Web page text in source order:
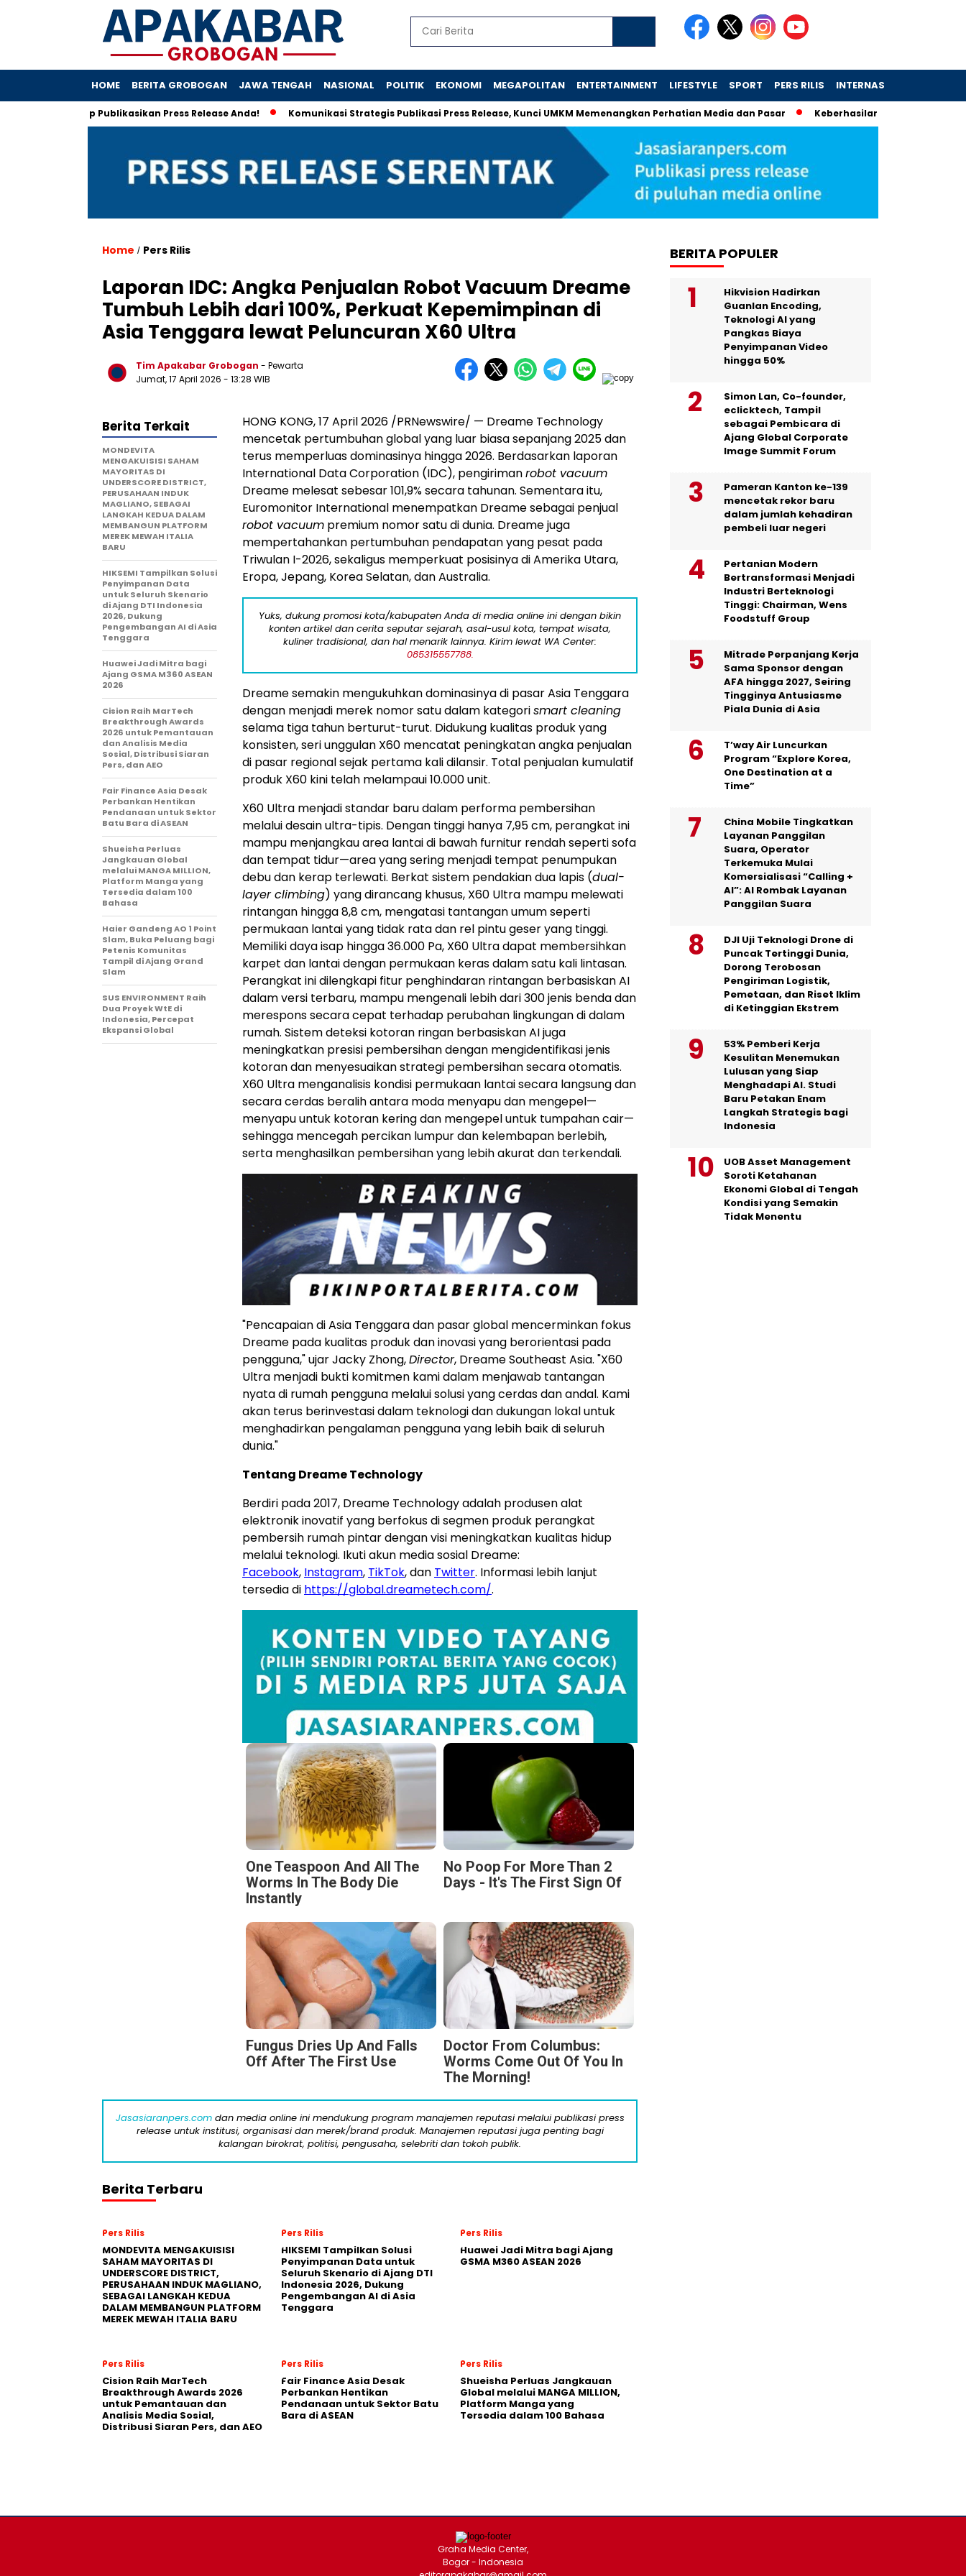
HOME BERITA GROBOGAN JAWA TENGAH NASIONAL POLITIK EKONOMI MEGAPOLITAN ENTERTAINMENT LIFESTYLE SPORT PERS RILIS INTERNASIONAL
Siap Publikasikan Press Release Anda! Komunikasi Strategis Publikasi Press Release, Kunci UMKM Memenangkan Perhatian Media dan Pasar Keberhasilan Koperasi Desa Merah
Home / Pers Rilis
Laporan IDC: Angka Penjualan Robot Vacuum Dreame
Tumbuh Lebih dari 100%, Perkuat Kepemimpinan di
Asia Tenggara lewat Peluncuran X60 Ultra
Tim Apakabar Grobogan - Pewarta
Jumat, 17 April 2026 - 13:28 WIB
HONG KONG, 17 April 2026 /PRNewswire/ — Dreame Technology
mencetak pertumbuhan global yang luar biasa sepanjang 2025 dan
terus memperluas dominasinya hingga 2026. Berdasarkan laporan
International Data Corporation (IDC), pengirimanrobot vacuum
Dreame melesat sebesar 101,9% secara tahunan. Sementara itu,
Euromonitor International menempatkan Dreame sebagai penjual
robot vacuum premium nomor satu di dunia. Dreame juga
mempertahankan pertumbuhan pendapatan yang pesat pada
Triwulan I-2026, sekaligus memperkuat posisinya di Amerika Utara,
Eropa, Jepang, Korea Selatan, dan Australia.
Yuks, dukung promosi kota/kabupaten Anda di media online ini dengan bikin
konten artikel dan cerita seputar sejarah, asal-usul kota, tempat wisata,
kuliner tradisional, dan hal menarik lainnya. Kirim lewat WA Center:
085315557788.
Dreame semakin mengukuhkan dominasinya di pasar Asia Tenggara
dengan menjadi merek nomor satu dalam kategorismart cleaning
selama tiga tahun berturut-turut. Didukung kualitas produk yang
konsisten, seri unggulan X60 mencatat peningkatan angka penjualan
di pasar regional sejak pertama kali dilansir. Total penjualan kumulatif
produk X60 kini telah melampaui 10.000 unit.
X60 Ultra menjadi standar baru dalam performa pembersihan
melalui desain ultra-tipis. Dengan tinggi hanya 7,95 cm, perangkat ini
mampu menjangkau area lantai di bawah furnitur rendah seperti sofa
dan tempat tidur—area yang sering menjadi tempat penumpukan
debu dan kerap terlewati. Berkat sistem pendakian dua lapis (dual-
layer climbing) yang dirancang khusus, X60 Ultra mampu melewati
rintangan hingga 8,8 cm, mengatasi tantangan umum seperti
permukaan lantai yang tidak rata dan rel pintu geser yang tinggi.
Memiliki daya isap hingga 36.000 Pa, X60 Ultra dapat membersihkan
karpet dan lantai dengan permukaan keras dalam satu kali lintasan.
Perangkat ini dilengkapi fitur penghindaran rintangan berbasiskan AI
dalam versi terbaru, mampu mengenali lebih dari 300 jenis benda dan
merespons secara cepat terhadap perubahan lingkungan di dalam
rumah. Sistem deteksi kotoran ringan berbasiskan AI juga
meningkatkan presisi pembersihan dengan mengidentifikasi jenis
kotoran dan menyesuaikan strategi pembersihan secara otomatis.
X60 Ultra menganalisis kondisi permukaan lantai secara langsung dan
secara cerdas beralih antara moda menyapu dan mengepel—
menyapu untuk kotoran kering dan mengepel untuk tumpahan cair—
sehingga mencegah percikan lumpur dan kelembapan berlebih,
serta menghasilkan pembersihan yang lebih akurat dan terkendali.
"Pencapaian di Asia Tenggara dan pasar global mencerminkan fokus
Dreame pada kualitas produk dan inovasi yang berorientasi pada
pengguna," ujar Jacky Zhong,Director, Dreame Southeast Asia. "X60
Ultra menjadi bukti komitmen kami dalam menjawab tantangan
nyata di rumah pengguna melalui solusi yang cerdas dan andal. Kami
akan terus berinvestasi dalam teknologi dan dukungan lokal untuk
menghadirkan pengalaman pengguna yang lebih baik di seluruh
dunia."
Tentang Dreame Technology
Berdiri pada 2017, Dreame Technology adalah produsen alat
elektronik inovatif yang berfokus di segmen produk perangkat
pembersih rumah pintar dengan visi meningkatkan kualitas hidup
melalui teknologi. Ikuti akun media sosial Dreame:
Facebook, Instagram, TikTok, dan Twitter. Informasi lebih lanjut
tersedia di https://global.dreametech.com/.
One Teaspoon And All The
Worms In The Body Die
Instantly
No Poop For More Than 2
Days - It's The First Sign Of
Fungus Dries Up And Falls
Off After The First Use
Doctor From Columbus:
Worms Come Out Of You In
The Morning!
Berita Terkait
MONDEVITA
MENGAKUISISI SAHAM
MAYORITAS DI
UNDERSCORE DISTRICT,
PERUSAHAAN INDUK
MAGLIANO, SEBAGAI
LANGKAH KEDUA DALAM
MEMBANGUN PLATFORM
MEREK MEWAH ITALIA
BARU
HIKSEMI Tampilkan Solusi
Penyimpanan Data
untuk Seluruh Skenario
di Ajang DTI Indonesia
2026, Dukung
Pengembangan AI di Asia
Tenggara
Huawei Jadi Mitra bagi
Ajang GSMA M360 ASEAN
2026
Cision Raih MarTech
Breakthrough Awards
2026 untuk Pemantauan
dan Analisis Media
Sosial, Distribusi Siaran
Pers, dan AEO
Fair Finance Asia Desak
Perbankan Hentikan
Pendanaan untuk Sektor
Batu Bara di ASEAN
Shueisha Perluas
Jangkauan Global
melalui MANGA MILLION,
Platform Manga yang
Tersedia dalam 100
Bahasa
Haier Gandeng AO 1 Point
Slam, Buka Peluang bagi
Petenis Komunitas
Tampil di Ajang Grand
Slam
SUS ENVIRONMENT Raih
Dua Proyek WtE di
Indonesia, Percepat
Ekspansi Global
Jasasiaranpers.comdan media online ini mendukung program manajemen reputasi melalui publikasi press
release untuk institusi, organisasi dan merek/brand produk. Manajemen reputasi juga penting bagi
kalangan birokrat, politisi, pengusaha, selebriti dan tokoh publik.
Berita Terbaru
Pers Rilis
MONDEVITA MENGAKUISISI
SAHAM MAYORITAS DI
UNDERSCORE DISTRICT,
PERUSAHAAN INDUK MAGLIANO,
SEBAGAI LANGKAH KEDUA
DALAM MEMBANGUN PLATFORM
MEREK MEWAH ITALIA BARU
Pers Rilis
HIKSEMI Tampilkan Solusi
Penyimpanan Data untuk
Seluruh Skenario di Ajang DTI
Indonesia 2026, Dukung
Pengembangan AI di Asia
Tenggara
Pers Rilis
Huawei Jadi Mitra bagi Ajang
GSMA M360 ASEAN 2026
Pers Rilis
Cision Raih MarTech
Breakthrough Awards 2026
untuk Pemantauan dan
Analisis Media Sosial,
Distribusi Siaran Pers, dan AEO
Pers Rilis
Fair Finance Asia Desak
Perbankan Hentikan
Pendanaan untuk Sektor Batu
Bara di ASEAN
Pers Rilis
Shueisha Perluas Jangkauan
Global melalui MANGA MILLION,
Platform Manga yang
Tersedia dalam 100 Bahasa
BERITA POPULER
Hikvision Hadirkan
Guanlan Encoding,
Teknologi AI yang
Pangkas Biaya
Penyimpanan Video
hingga 50%
Simon Lan, Co-founder,
eclicktech, Tampil
sebagai Pembicara di
Ajang Global Corporate
Image Summit Forum
Pameran Kanton ke-139
mencetak rekor baru
dalam jumlah kehadiran
pembeli luar negeri
Pertanian Modern
Bertransformasi Menjadi
Industri Berteknologi
Tinggi: Chairman, Wens
Foodstuff Group
Mitrade Perpanjang Kerja
Sama Sponsor dengan
AFA hingga 2027, Seiring
Tingginya Antusiasme
Piala Dunia di Asia
T’way Air Luncurkan
Program “Explore Korea,
One Destination at a
Time”
China Mobile Tingkatkan
Layanan Panggilan
Suara, Operator
Terkemuka Mulai
Komersialisasi “Calling +
AI”: AI Rombak Layanan
Panggilan Suara
DJI Uji Teknologi Drone di
Puncak Tertinggi Dunia,
Dorong Terobosan
Pengiriman Logistik,
Pemetaan, dan Riset Iklim
di Ketinggian Ekstrem
53% Pemberi Kerja
Kesulitan Menemukan
Lulusan yang Siap
Menghadapi AI. Studi
Baru Petakan Enam
Langkah Strategis bagi
Indonesia
UOB Asset Management
Soroti Ketahanan
Ekonomi Global di Tengah
Kondisi yang Semakin
Tidak Menentu
Graha Media Center,
Bogor - Indonesia